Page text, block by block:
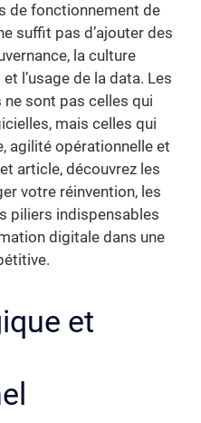
de fonctionnement de
suffit pas d’ajouter des
la culture
l’usage de la data. Les
sont pas celles qui
mais celles qui
agilité opérationnelle et
article, découvrez les
votre réinvention, les
piliers indispensables
digitale dans une
et